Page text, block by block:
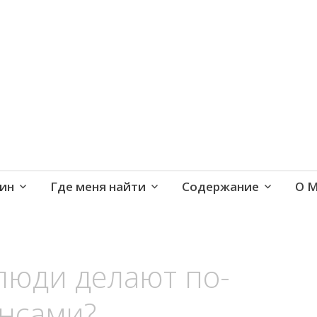
Где меня найти Содержание О
делают по-